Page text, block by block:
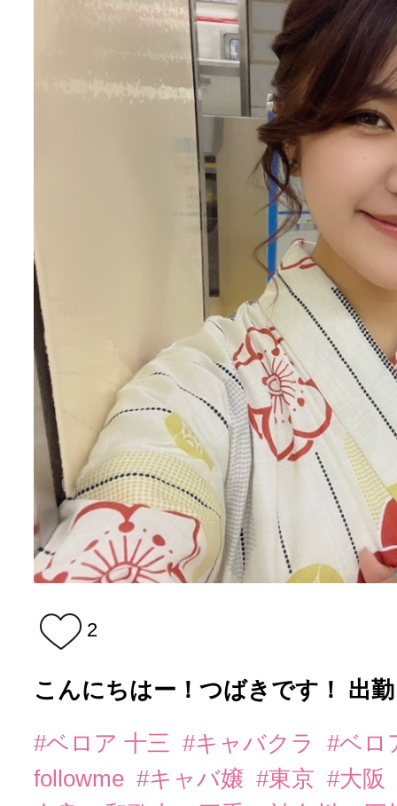
2
こんにちはー！つばきです！ 出
#ベロア 十三 #キャバクラ
#ベロ
followme #キャバ嬢 #東京 #大阪